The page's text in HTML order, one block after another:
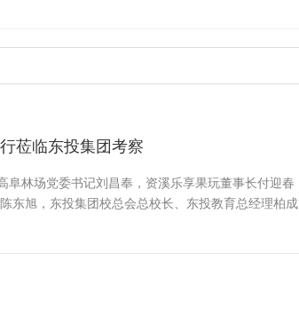
莅临东投集团考察
林场党委书记刘昌奉，资溪乐享果玩董事长付迎春
东旭，东投集团校总会总校长、东投教育总经理柏成